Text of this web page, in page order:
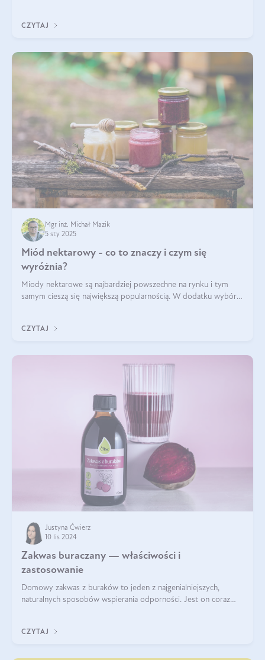
CZYTAJ
Mgr inż. Michał Mazik
5 sty 2025
Miód nektarowy - co to znaczy i czym się
wyróżnia?
Miody nektarowe są najbardziej powszechne na rynku i tym
samym cieszą się największą popularnością. W dodatku wybór
CZYTAJ
Justyna Ćwierz
10 lis 2024
Zakwas buraczany — właściwości i
zastosowanie
Domowy zakwas z buraków to jeden z najgenialniejszych,
naturalnych sposobów wspierania odporności. Jest on coraz
CZYTAJ